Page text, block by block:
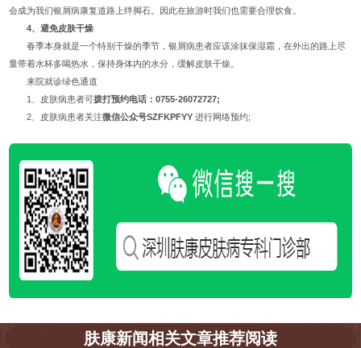
会成为我们银屑病康复道路上绊脚石。因此在旅游时我们也需要合理饮食。
4、避免皮肤干燥
春季本身就是一个特别干燥的季节，银屑病患者应该涂抹保湿霜，在外出的路上尽
量带着水杯多喝热水，保持身体内的水分，缓解皮肤干燥。
来院就诊绿色通道
1、皮肤病患者可拨打预约电话：0755-26072727;
2、皮肤病患者关注微信公众号SZFKPFYY进行网络预约;
肤康新闻相关文章推荐阅读